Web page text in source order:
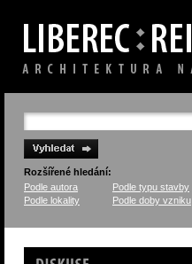
Rozšířené hledání:
Podle autora
Podle typu stavby
Podle lokality
Podle doby vzniku
Diskuse